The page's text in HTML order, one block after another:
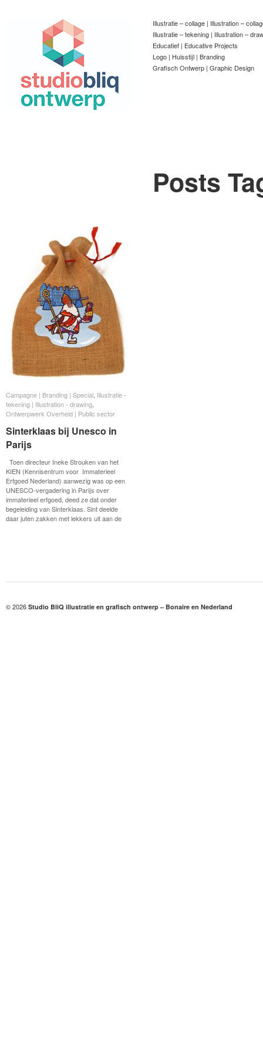
Illustratie – collage | Illustration –
Illustratie – tekening | Illustration –
Educatief | Educative Projects
Logo | Huisstijl | Branding
Grafisch Ontwerp | Graphic Design
Posts
Campagne | Branding | Special Illustratie -
tekening | Illustration - drawing
Ontwerpwerk Overheid | Public sector
Sinterklaas bij Unesco in
Parijs
Toen directeur Ineke Strouken van het
KIEN (Kennisentrum voor Immaterieel
Erfgoed Nederland) aanwezig was op een
UNESCO-vergadering in Parijs over
immaterieel erfgoed, deed ze dat onder
begeleiding van Sinterklaas. Sint deelde
daar juten zakken met lekkers uit aan de
Campagne | Branding | Special Illustratie -
tekening | Illustration - drawing
Ontwerpwerk Overheid | Public sector
Sinterklaas bij Unesco in
Parijs
© 2026 Studio BliQ illustratie en grafisch ontwerp – Bonaire en Nederland